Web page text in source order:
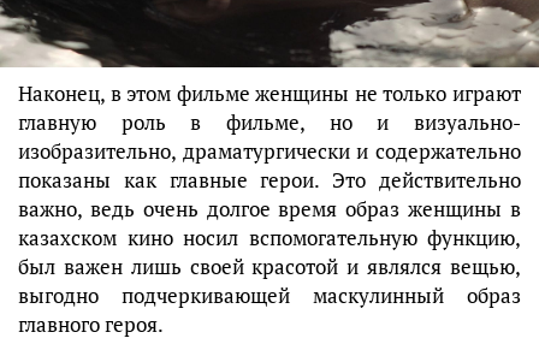
Наконец, в этом фильме женщины не только играют
главную роль в фильме, но и визуально-
изобразительно, драматургически и содержательно
показаны как главные герои. Это действительно
важно, ведь очень долгое время образ женщины в
казахском кино носил вспомогательную функцию,
был важен лишь своей красотой и являлся вещью,
выгодно подчеркивающей маскулинный образ
главного героя.